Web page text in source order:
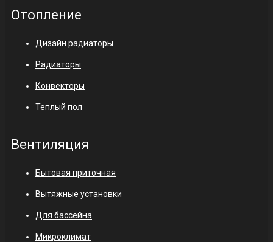
Отопление
Дизайн радиаторы
Радиаторы
Конвекторы
Теплый пол
Вентиляция
Бытовая приточная
Вытяжные установки
Для бассейна
Микроклимат